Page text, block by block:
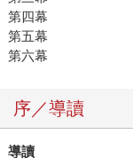
第四幕
第五幕
第六幕
序／導讀
導讀